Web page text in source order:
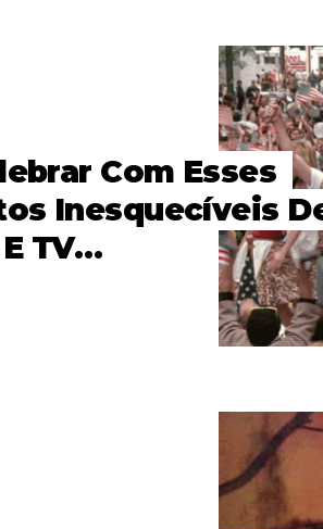
Com Esses
Inesquecíveis
TV…